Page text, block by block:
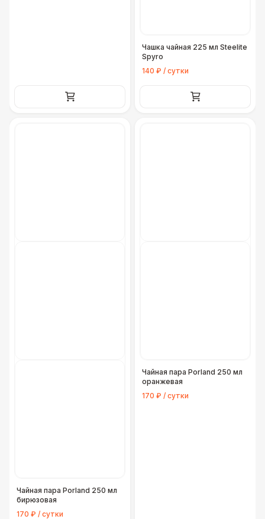
Чашка чайная 225 мл Steelite
Spyro
140 ₽ / сутки
Чайная пара Porland 250 мл
бирюзовая
170 ₽ / сутки
Чайная пара Porland 250 мл
оранжевая
170 ₽ / сутки